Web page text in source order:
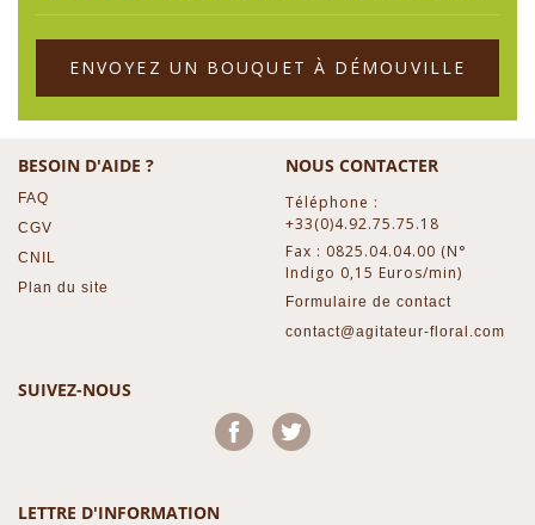
ENVOYEZ UN BOUQUET À DÉMOUVILLE
BESOIN D'AIDE ?
FAQ
CGV
CNIL
Plan du site
NOUS CONTACTER
Téléphone :
+33(0)4.92.75.75.18
Fax : 0825.04.04.00 (N°
Indigo 0,15 Euros/min)
Formulaire de contact
contact@agitateur-floral.com
SUIVEZ-NOUS
Facebook
LETTRE D'INFORMATION